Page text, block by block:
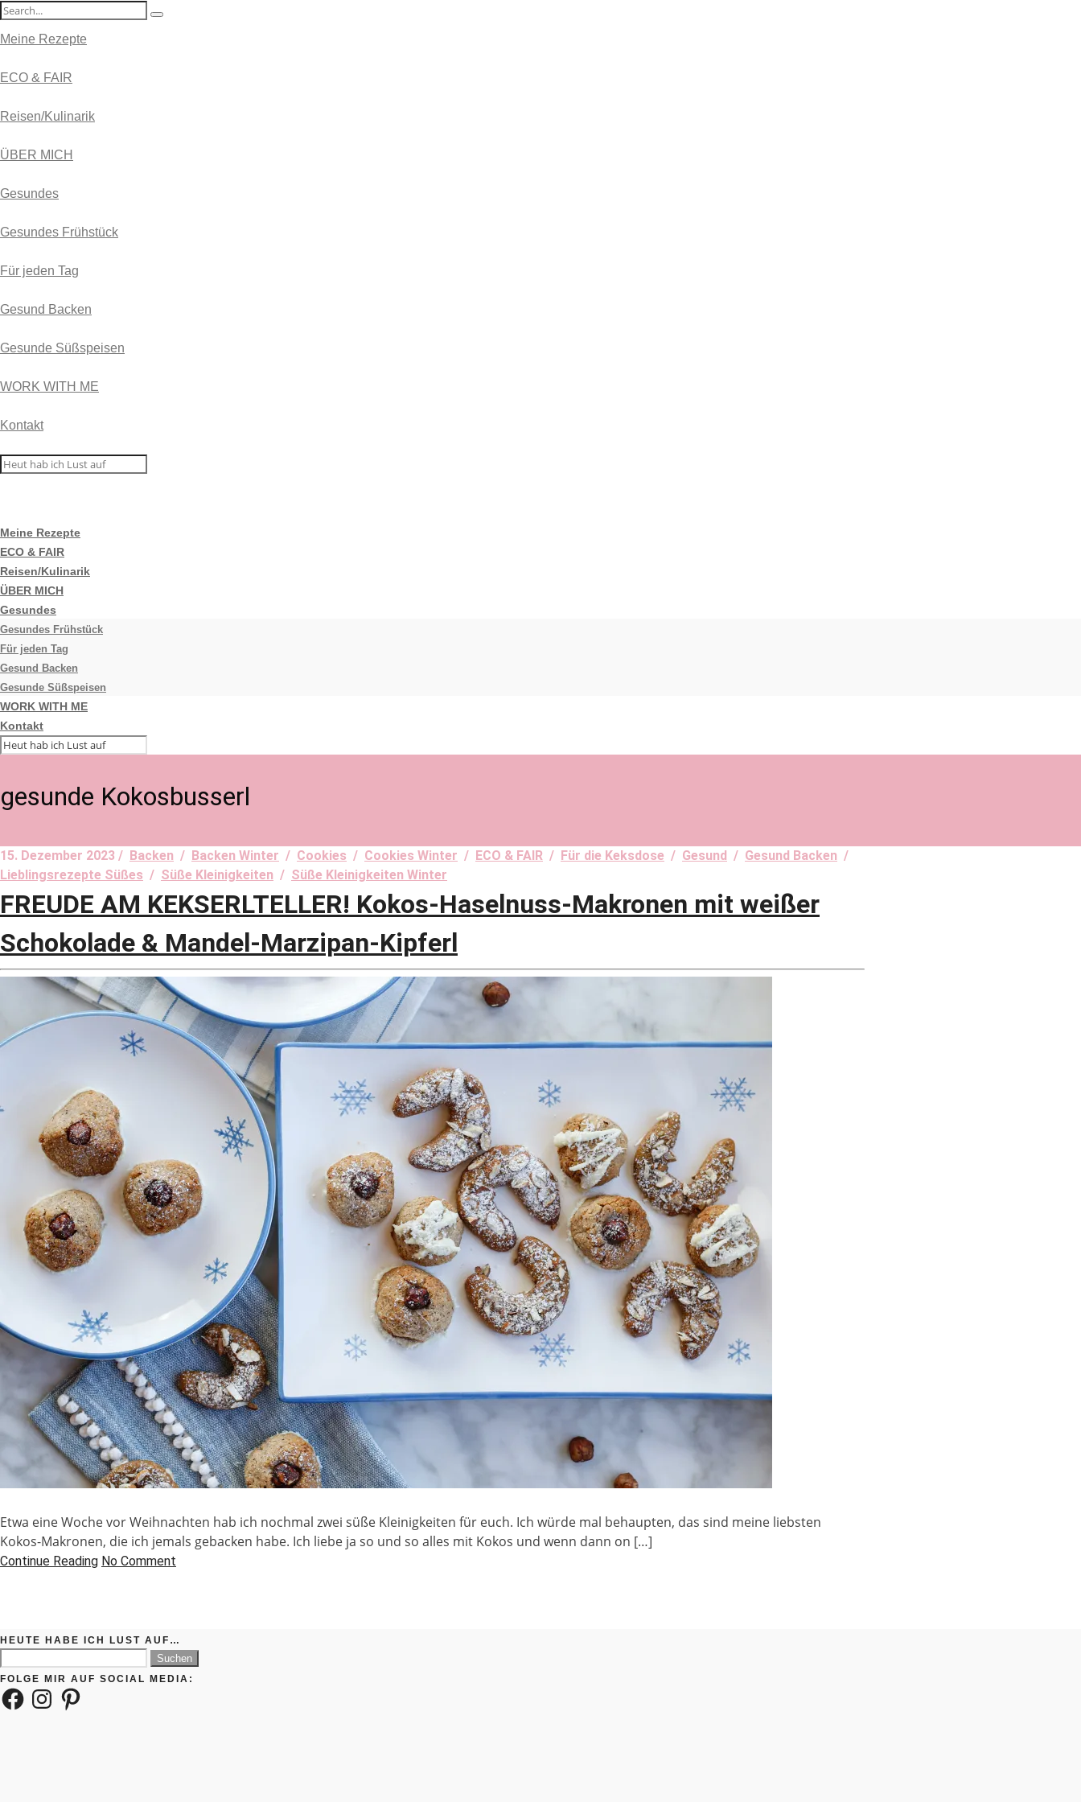
Meine Rezepte
ECO & FAIR
Reisen/Kulinarik
ÜBER MICH
Gesundes
Gesundes Frühstück
Für jeden Tag
Gesund Backen
Gesunde Süßspeisen
WORK WITH ME
Kontakt
Meine Rezepte
ECO & FAIR
Reisen/Kulinarik
ÜBER MICH
Gesundes
Gesundes Frühstück
Für jeden Tag
Gesund Backen
Gesunde Süßspeisen
WORK WITH ME
Kontakt
gesunde Kokosbusserl
15. Dezember 2023 / Backen / Backen Winter / Cookies / Cookies Winter / ECO & FAIR / Für die Keksdose / Gesund / Gesund Backen /
Lieblingsrezepte Süßes / Süße Kleinigkeiten / Süße Kleinigkeiten Winter
FREUDE AM KEKSERLTELLER! Kokos-Haselnuss-Makronen mit weißer
Schokolade & Mandel-Marzipan-Kipferl
Etwa eine Woche vor Weihnachten hab ich nochmal zwei süße Kleinigkeiten für euch. Ich würde mal behaupten, das sind meine liebsten
Kokos-Makronen, die ich jemals gebacken habe. Ich liebe ja so und so alles mit Kokos und wenn dann on […]
Continue Reading No Comment
HEUTE HABE ICH LUST AUF…
nach:
FOLGE MIR AUF SOCIAL MEDIA:
FacebookInstagramPinterest